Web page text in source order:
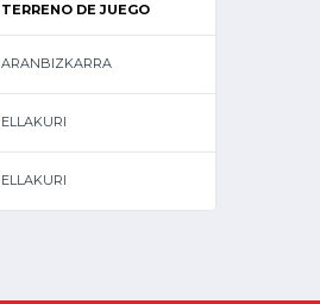
TERRENO DE JUEGO
ARANBIZKARRA
ELLAKURI
ELLAKURI